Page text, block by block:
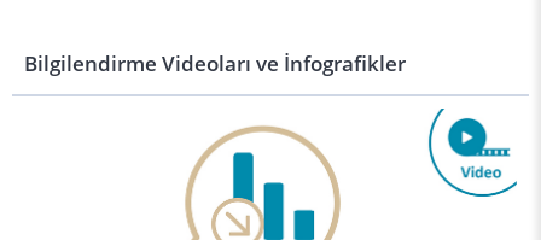
Bilgilendirme Videoları ve İnfografikler